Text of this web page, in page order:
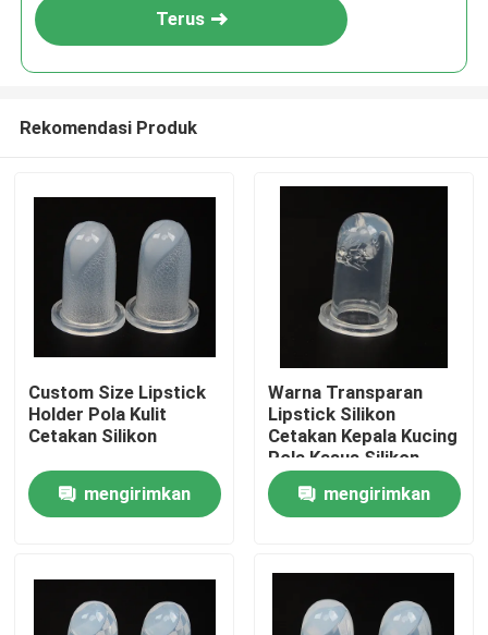
Rumah
Produk
Tentang kita
Terus
Rekomendasi Produk
Custom Size Lipstick
Holder Pola Kulit
Cetakan Silikon
mengirimkan
Warna Transparan
Lipstick Silikon
Cetakan Kepala Kucing
Pola Kasus Silikon
mengirimkan